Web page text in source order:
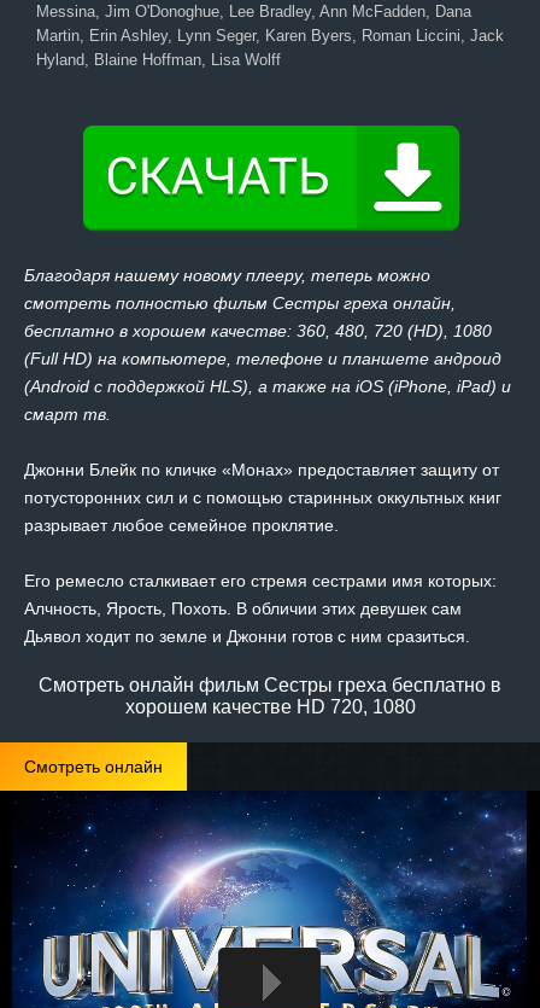
Messina, Jim O'Donoghue, Lee Bradley, Ann McFadden, Dana
Martin, Erin Ashley, Lynn Seger, Karen Byers, Roman Liccini, Jack
Hyland, Blaine Hoffman, Lisa Wolff
Благодаря нашему новому плееру, теперь можно
смотреть полностью фильм Сестры греха онлайн,
бесплатно в хорошем качестве: 360, 480, 720 (HD), 1080
(Full HD) на компьютере, телефоне и планшете андроид
(Android с поддержкой HLS), а также на iOS (iPhone, iPad) и
смарт тв.
Джонни Блейк по кличке «Монах» предоставляет защиту от
потусторонних сил и с помощью старинных оккультных книг
разрывает любое семейное проклятие.
Его ремесло сталкивает его стремя сестрами имя которых:
Алчность, Ярость, Похоть. В обличии этих девушек сам
Дьявол ходит по земле и Джонни готов с ним сразиться.
Смотреть онлайн фильм Сестры греха бесплатно в
хорошем качестве HD 720, 1080
Смотреть онлайн